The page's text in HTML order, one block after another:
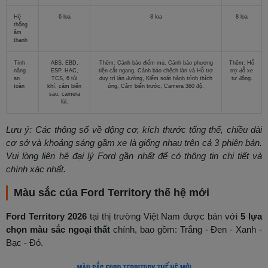
Hệ
thống
âm
thanh
6 loa 8 loa 8 loa
Tính
năng
an
toàn
ABS, EBD,
ESP, HAC,
TCS, 6 túi
khí, cảm biến
sau, camera
lùi.
Thêm: Cảnh báo điểm mù, Cảnh báo phương
tiện cắt ngang, Cảnh báo chệch làn và Hỗ trợ
duy trì làn đường, Kiểm soát hành trình thích
ứng, Cảm biến trước, Camera 360 độ.
Thêm: Hỗ
trợ đỗ xe
tự động.
Lưu ý: Các thông số về động cơ, kích thước tổng thể, chiều dài
cơ sở và khoảng sáng gầm xe là giống nhau trên cả 3 phiên bản.
Vui lòng liên hệ đại lý Ford gần nhất để có thông tin chi tiết và
chính xác nhất.
Màu sắc của Ford Territory thế hệ mới
Ford Territory 2026tại thị trường Việt Nam được bán với5 lựa
chọn màu sắc ngoại thất chính, bao gồm: Trắng - Đen - Xanh -
Bạc - Đỏ.